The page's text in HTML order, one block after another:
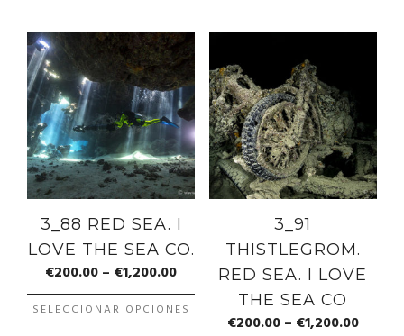
3_88 RED SEA. I
LOVE THE SEA CO.
€200.00– €1,200.00
SELECCIONAR OPCIONES
3_91
THISTLEGROM.
RED SEA. I LOVE
THE SEA CO
€200.00– €1,200.00